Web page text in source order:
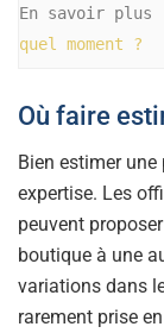
En savoir plus
quel moment ?
Où faire
Bien estimer une
expertise. Les
peuvent
boutique à une
variations dans
rarement prise